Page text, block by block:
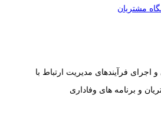
مشتریان
فرآیندهای مدیریت ارتباط با
و برنامه های وفاداری